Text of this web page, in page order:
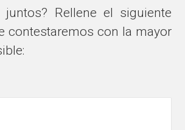
juntos? Rellene el siguiente
contestaremos con la mayor